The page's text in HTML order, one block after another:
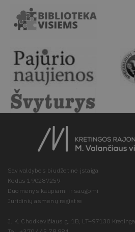
Savivaldybės biudžetinė įstaiga
Kodas 190287259
Duomenys kaupiami ir saugomi
Juridinių asmenų registre
J. K. Chodkevičiaus g. 1B, LT–97130 Kretinga